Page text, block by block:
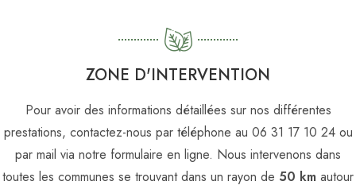
ZONE D'INTERVENTION
Pour avoir des informations détaillées sur nos différentes
prestations, contactez-nous par téléphone au 06 31 17 10 24 ou
par mail via notre formulaire en ligne. Nous intervenons dans
toutes les communes se trouvant dans un rayon de 50 km autour